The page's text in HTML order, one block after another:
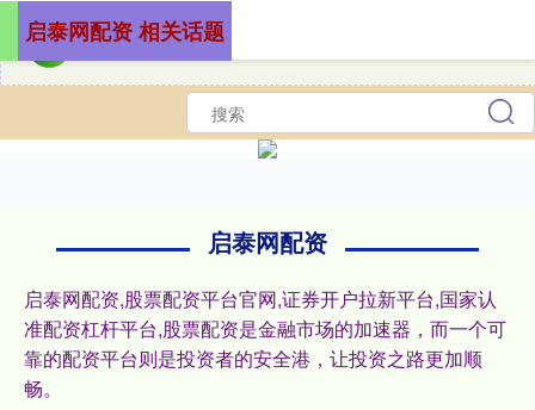
启泰网配资
启泰网配资,股票配资平台官网,证券开户拉新平台,国家认
准配资杠杆平台,股票配资是金融市场的加速器，而一个可
靠的配资平台则是投资者的安全港，让投资之路更加顺
畅。
启泰网配资 相关话题